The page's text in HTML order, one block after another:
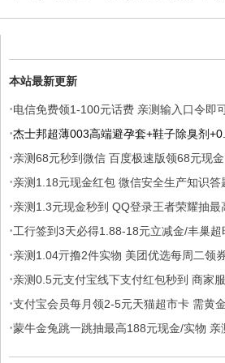
本站最新更新
·电信免费领1-100元话费 亲测输入口令即
·杰士邦超薄003高端避孕套+鞋子除臭剂
·亲测68元秒到微信 百度极速版领68元现金
·亲测1.18元现金红包 微信安全生产知识答
·亲测1.3元现金秒到 QQ登录王者荣耀抽最
·工行签到3天必得1.88-18元立减金/丰巢超
·亲测1.04亓撸2件实物 美团优选每周二领
·亲测0.5元支付宝线下支付红包秒到 商家
·支付宝会员每月领2-5元天猫超市卡 需黄
·蒙牛金兔跳一跳抽最高188元现金/实物 亲